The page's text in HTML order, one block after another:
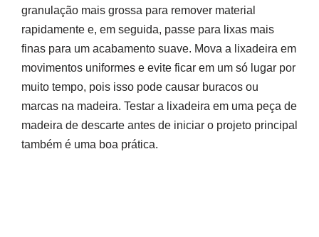
granulação mais grossa para remover material
rapidamente e, em seguida, passe para lixas mais
finas para um acabamento suave. Mova a lixadeira em
movimentos uniformes e evite ficar em um só lugar por
muito tempo, pois isso pode causar buracos ou
marcas na madeira. Testar a lixadeira em uma peça de
madeira de descarte antes de iniciar o projeto principal
também é uma boa prática.